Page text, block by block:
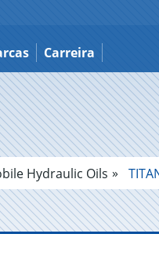
Carreira
Hydraulic Oils